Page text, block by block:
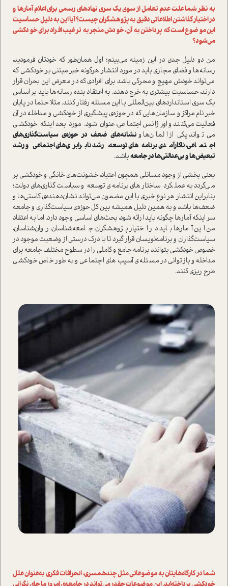
به نظر شما علت عدم تعامل از سوی یک سری نهادهای رسمی برای اعلام آمارها و
در اختیار گذاشتن اطلاعاتی دقیق به پژوهشگران چیست؟ آیا این به دلیل حساسیت
این موضوع است که پرداختن به آن، خودش منجر به ترغیب افراد برای خودکشی
می‌شود؟
من دو دلیل جدی در این زمینه می‌بینم؛ اول همان‌طور که خودتان فرمودید،
رسانه‌ها و فضای مجازی باید در مورد انتشار هرگونه خبر مبتنی بر خودکشی که
می‌تواند خودش مهیج و محرکی باشد برای افرادی که در معرض این بحران قرار
دارند، حساسیت بیشتری به خرج دهند. به اعتقاد بنده رسانه‌ها باید بر اساس
یک سری استانداردهای بین‌المللی با این مسئله رفتار کنند. مثلا حتما در پایان
خبر نام مراکز و سازمان‌هایی که در حوزه­‌ی پیشگیری از خودکشی و مداخله در آن
فعالیت می‌کنند و اورژانس اجتماعی، عنوان شود. مورد بعد اینکه خودکشی
می‌تواند یکی از المان‌ها ونشانه‌های ضعف در حوزه­‌ی سیاست‌گذاری‌های
اجتماعی، ناکارآمدی برنامه‌های توسعه، رشد نابرابری‌های اجتماعی و رشد
تبعیض‌ها و بی‌عدالتی‌ها در جامعهباشد.
یعنی بخشی از وجود مسائلی همچون اعتیاد، خشونت‌های خانگی و خودکشی بر
می‌گردد به عملکرد ساختارهای برنامه‌­ی توسعه و سیاست‌گذاری‌های دولت؛
بنابراین انتشار هر نوع خبری با این مضمون می‌تواند نشان‌دهنده‌­ی کاستی‌ها و
ضعف‌ها باشد و به همین دلیل همیشه بین کل حوزه­‌ی سیاست‌گذاری و جامعه
سر اینکه آمارها چگونه باید ارائه شود، بحث‌های اساسی وجود دارد. اما به اعتقاد
من این آمارها باید در اختیار پژوهشگران، جامعه‌شناسان، روان‌شناسان،
سیاست‌گذاران و برنامه‌نویسان قرار گیرد تا با درک درستی از وضعیت موجود در
خصوص خودکشی بتوانند برنامه جامع و کاملی را در سطوح مختلف جامعه برای
مداخله و بازتوانی در مسئله­‌ی آسیب های اجتماعی و به طور خاص خودکشی
طرح ریزی کنند.
شما در کارگاه‌هایتان به موضوعاتی مثل چندهمسری، انحرافات فکری به‌عنوان علل